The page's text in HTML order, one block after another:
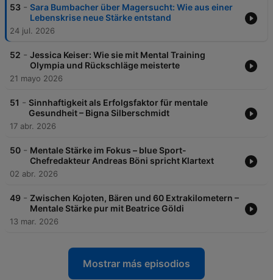
53 - Sara Bumbacher über Magersucht: Wie aus einer
Lebenskrise neue Stärke entstand
24 jul. 2026
52 - Jessica Keiser: Wie sie mit Mental Training
Olympia und Rückschläge meisterte
21 mayo 2026
51 - Sinnhaftigkeit als Erfolgsfaktor für mentale
Gesundheit – Bigna Silberschmidt
17 abr. 2026
50 - Mentale Stärke im Fokus – blue Sport-
Chefredakteur Andreas Böni spricht Klartext
02 abr. 2026
49 - Zwischen Kojoten, Bären und 60 Extrakilometern –
Mentale Stärke pur mit Beatrice Göldi
13 mar. 2026
Mostrar más episodios